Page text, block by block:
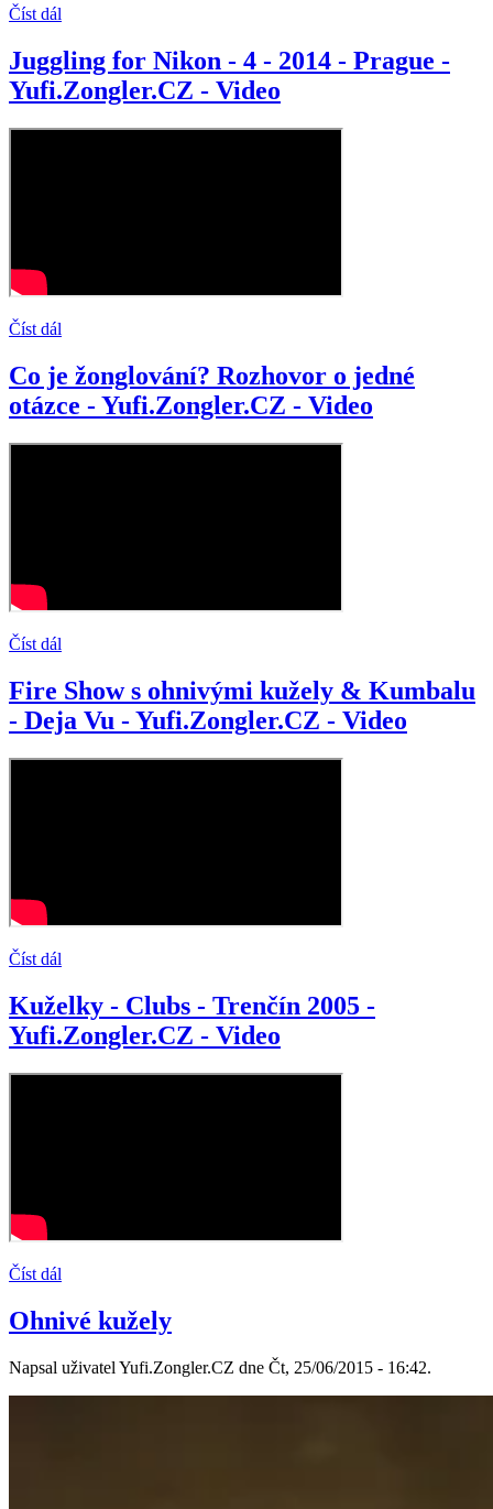
Číst dál
Juggling for Nikon - 4 - 2014 - Prague -
Yufi.Zongler.CZ - Video
Číst dál
Co je žonglování? Rozhovor o jedné
otázce - Yufi.Zongler.CZ - Video
Číst dál
Fire Show s ohnivými kužely & Kumbalu
- Deja Vu - Yufi.Zongler.CZ - Video
Číst dál
Kuželky - Clubs - Trenčín 2005 -
Yufi.Zongler.CZ - Video
Číst dál
Ohnivé kužely
Napsal uživatel Yufi.Zongler.CZ dne Čt, 25/06/2015 - 16:42.